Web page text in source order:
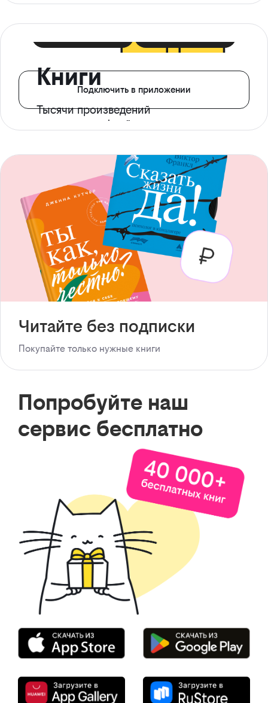
Книги
Тысячи произведений
с доступом офлайн
Подключить в приложении
Читайте без подписки
Покупайте только нужные книги
Попробуйте наш
сервис бесплатно